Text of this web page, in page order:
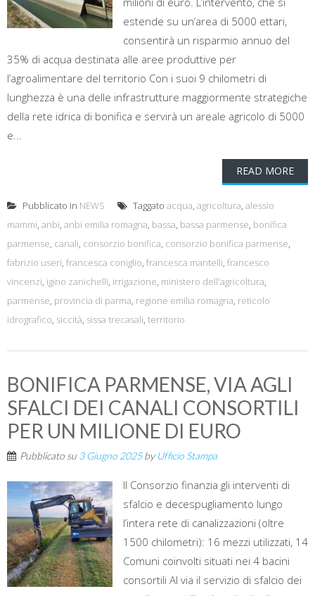
estende su un’area di 5000 ettari,
consentirà un risparmio annuo del
35% di acqua destinata alle aree produttive per
l’agroalimentare del territorio Con i suoi 9 chilometri di
lunghezza è una delle infrastrutture maggiormente strategiche
della rete idrica di bonifica e servirà un areale agricolo di 5000
e...
READ MORE
Pubblicato in NEWS Taggato acqua, agricoltura, alessio
mammi, anbi, anbi emilia romagna, bassa, bassa parmense, bonifica
parmense, canali, consorzio bonifica, consorzio bonifica parmense,
fabrizio useri, francesca coniglio, francesca mantelli, francesco
vincenzi, igino zanichelli, irrigazione, ministero dell'agricoltura,
parmense, provincia di parma, regione emilia romagna, reticolo
idrografico, siccità, sissa trecasali, territorio
BONIFICA PARMENSE, VIA AGLI
SFALCI DEI CANALI CONSORTILI
PER UN MILIONE DI EURO
Pubblicato su 3 Giugno 2025by Ufficio Stampa
Il Consorzio finanzia gli interventi di
sfalcio e decespugliamento lungo
l’intera rete di canalizzazioni (oltre
1500 chilometri): 16 mezzi utilizzati, 14
Comuni coinvolti situati nei 4 bacini
consortili Al via il servizio di sfalcio dei